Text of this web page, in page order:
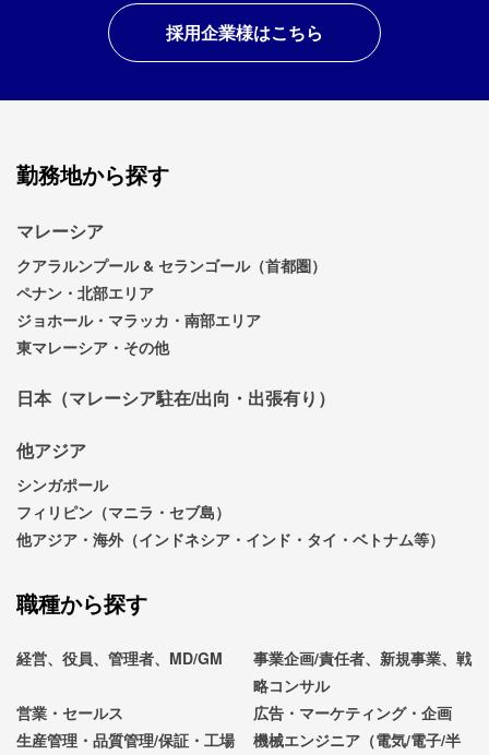
採用企業様はこちら
勤務地から探す
マレーシア
クアラルンプール & セランゴール（首都圏）
ペナン・北部エリア
ジョホール・マラッカ・南部エリア
東マレーシア・その他
日本（マレーシア駐在/出向・出張有り）
他アジア
シンガポール
フィリピン（マニラ・セブ島）
他アジア・海外（インドネシア・インド・タイ・ベトナム等）
職種から探す
経営、役員、管理者、MD/GM
事業企画/責任者、新規事業、戦
略コンサル
営業・セールス
広告・マーケティング・企画
生産管理・品質管理/保証・工場
機械エンジニア（電気/電子/半